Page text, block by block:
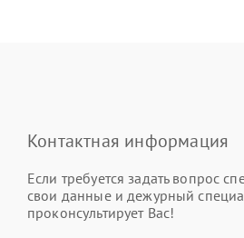
Контактная информация
Если требуется задать вопрос
свои данные и дежурный
проконсультирует Вас!